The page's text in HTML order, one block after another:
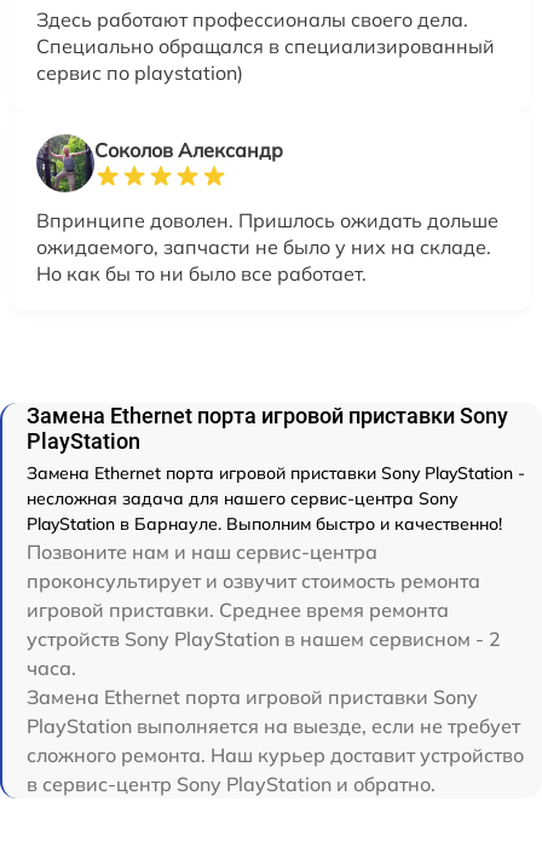
Здесь работают профессионалы своего дела.
Специально обращался в специализированный
сервис по playstation)
Соколов Александр
Впринципе доволен. Пришлось ожидать дольше
ожидаемого, запчасти не было у них на складе.
Но как бы то ни было все работает.
Замена Ethernet порта игровой приставки Sony
PlayStation
Замена Ethernet порта игровой приставки Sony PlayStation -
несложная задача для нашего сервис-центра Sony
PlayStation в Барнауле. Выполним быстро и качественно!
Позвоните нам и наш сервис-центра
проконсультирует и озвучит стоимость ремонта
игровой приставки. Среднее время ремонта
устройств Sony PlayStation в нашем сервисном - 2
часа.
Замена Ethernet порта игровой приставки Sony
PlayStation выполняется на выезде, если не требует
сложного ремонта. Наш курьер доставит устройство
в сервис-центр Sony PlayStation и обратно.